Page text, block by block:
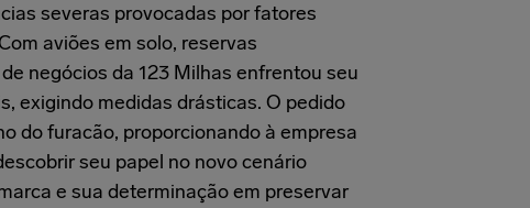
severas provocadas por fatores
aviões em solo, reservas
negócios da 123 Milhas enfrentou seu
exigindo medidas drásticas. O pedido
do furacão, proporcionando à empresa
seu papel no novo cenário
e sua determinação em preservar